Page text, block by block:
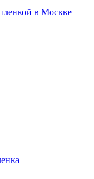
в Москве